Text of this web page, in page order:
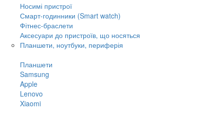
Носимі пристрої
Смарт-годинники (Smart watch)
Фітнес-браслети
Аксесуари до пристроїв, що носяться
Планшети, ноутбуки, периферія
Планшети
Samsung
Apple
Lenovo
Xiaomi